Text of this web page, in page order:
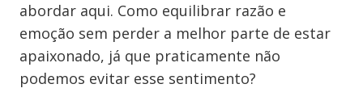
abordar aqui. Como equilibrar razão e
emoção sem perder a melhor parte de estar
apaixonado, já que praticamente não
podemos evitar esse sentimento?